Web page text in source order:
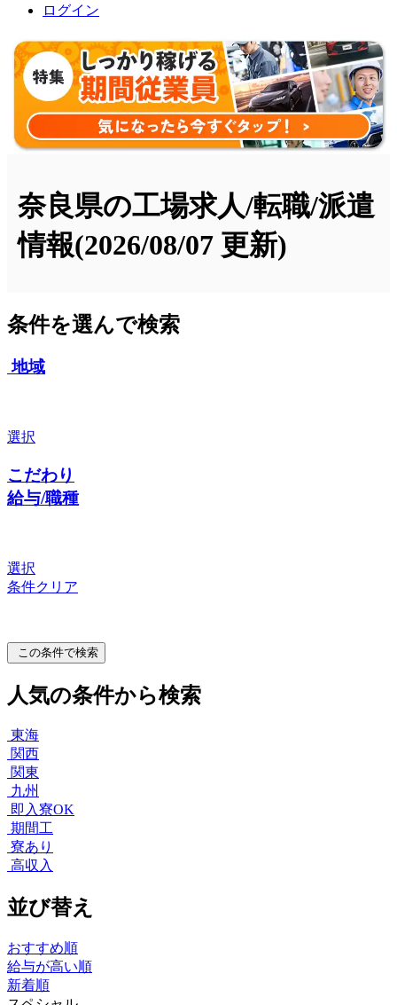
ログイン
奈良県の工場求人/転職/派遣
情報(2026/08/07 更新)
条件を選んで検索
地域
選択
こだわり
給与/職種
選択
条件クリア
この条件で検索
人気の条件から検索
東海
関西
関東
九州
即入寮OK
期間工
寮あり
高収入
並び替え
おすすめ順
給与が高い順
新着順